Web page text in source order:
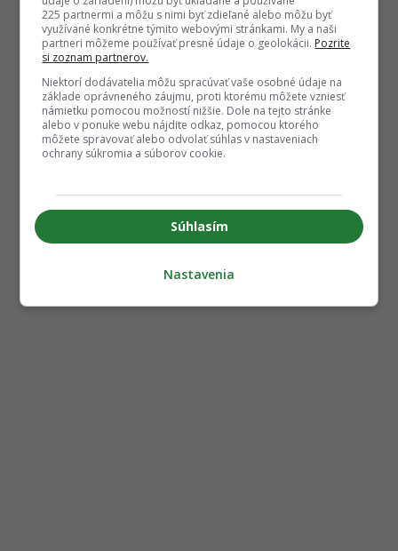
225 partnermi a môžu s nimi byť zdieľané alebo môžu byť
využívané konkrétne týmito webovými stránkami. My a naši
partneri môžeme používať presné údaje o geolokácii. Pozrite
si zoznam partnerov.
Niektorí dodávatelia môžu spracúvať vaše osobné údaje na
základe oprávneného záujmu, proti ktorému môžete vzniesť
námietku pomocou možností nižšie. Dole na tejto stránke
alebo v ponuke webu nájdite odkaz, pomocou ktorého
môžete spravovať alebo odvolať súhlas v nastaveniach
ochrany súkromia a súborov cookie.
Súhlasím
Nastavenia